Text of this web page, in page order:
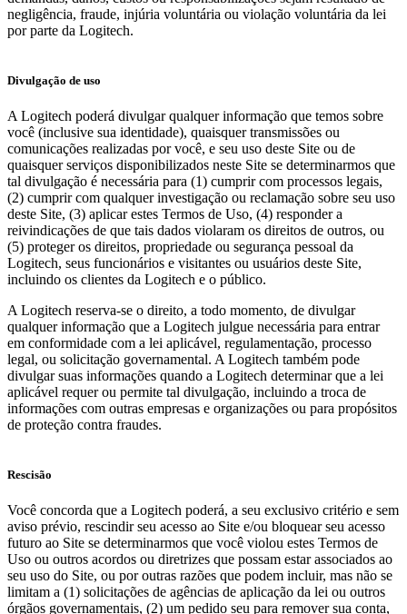
negligência, fraude, injúria voluntária ou violação voluntária da lei
por parte da Logitech.
Divulgação de uso
A Logitech poderá divulgar qualquer informação que temos sobre
você (inclusive sua identidade), quaisquer transmissões ou
comunicações realizadas por você, e seu uso deste Site ou de
quaisquer serviços disponibilizados neste Site se determinarmos que
tal divulgação é necessária para (1) cumprir com processos legais,
(2) cumprir com qualquer investigação ou reclamação sobre seu uso
deste Site, (3) aplicar estes Termos de Uso, (4) responder a
reivindicações de que tais dados violaram os direitos de outros, ou
(5) proteger os direitos, propriedade ou segurança pessoal da
Logitech, seus funcionários e visitantes ou usuários deste Site,
incluindo os clientes da Logitech e o público.
A Logitech reserva-se o direito, a todo momento, de divulgar
qualquer informação que a Logitech julgue necessária para entrar
em conformidade com a lei aplicável, regulamentação, processo
legal, ou solicitação governamental. A Logitech também pode
divulgar suas informações quando a Logitech determinar que a lei
aplicável requer ou permite tal divulgação, incluindo a troca de
informações com outras empresas e organizações ou para propósitos
de proteção contra fraudes.
Rescisão
Você concorda que a Logitech poderá, a seu exclusivo critério e sem
aviso prévio, rescindir seu acesso ao Site e/ou bloquear seu acesso
futuro ao Site se determinarmos que você violou estes Termos de
Uso ou outros acordos ou diretrizes que possam estar associados ao
seu uso do Site, ou por outras razões que podem incluir, mas não se
limitam a (1) solicitações de agências de aplicação da lei ou outros
órgãos governamentais, (2) um pedido seu para remover sua conta,